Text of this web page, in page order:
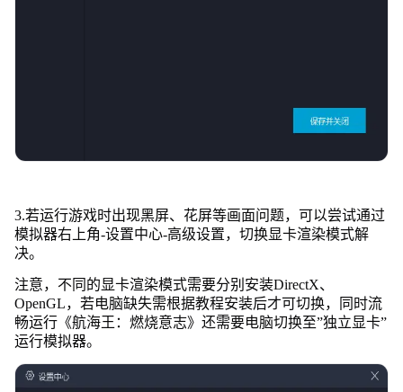
3.若运行游戏时出现黑屏、花屏等画面问题，可以尝试通过
模拟器右上角-设置中心-高级设置，切换显卡渲染模式解
决。
注意，不同的显卡渲染模式需要分别安装DirectX、
OpenGL，若电脑缺失需根据教程安装后才可切换，同时流
畅运行《航海王：燃烧意志》还需要电脑切换至”独立显卡”
运行模拟器。